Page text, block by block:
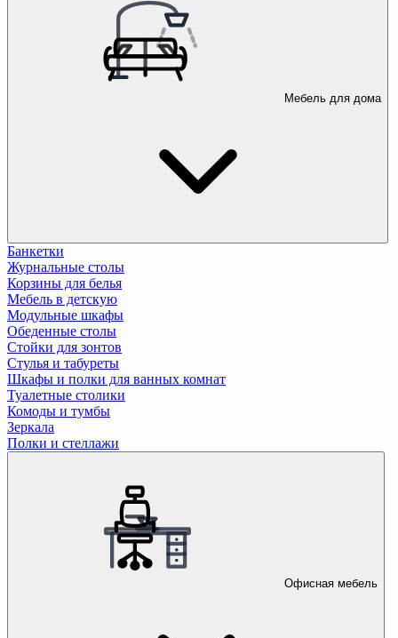
Мебель для дома
Банкетки
Журнальные столы
Корзины для белья
Мебель в детскую
Модульные шкафы
Обеденные столы
Стойки для зонтов
Стулья и табуреты
Шкафы и полки для ванных комнат
Туалетные столики
Комоды и тумбы
Зеркала
Полки и стеллажи
Офисная мебель